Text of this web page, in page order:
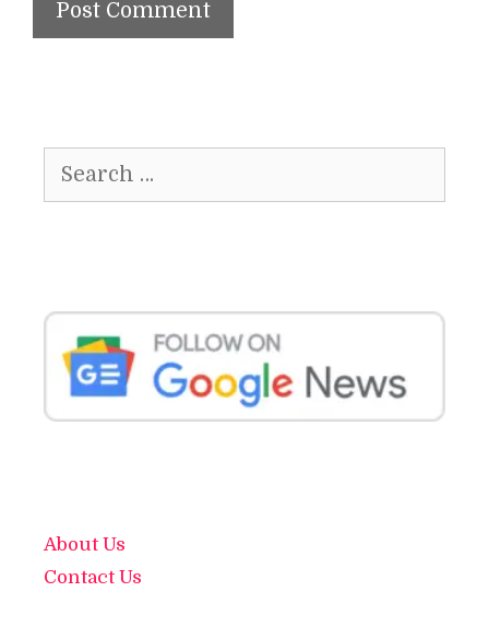
for:
About Us
Contact Us